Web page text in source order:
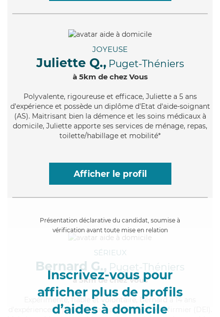
JOYEUSE
Juliette Q., Puget-Théniers
à 5km de chez Vous
Polyvalente, rigoureuse et efficace, Juliette a 5 ans
d'expérience et possède un diplôme d'Etat d'aide-soignant
(AS). Maitrisant bien la démence et les soins médicaux à
domicile, Juliette apporte ses services de ménage, repas,
toilette/habillage et mobilité*
Afficher le profil
Présentation déclarative du candidat, soumise à
vérification avant toute mise en relation
Inscrivez-vous pour
afficher plus de profils
d’aides à domicile
SÉRIEUX
Bernard G., Puget-Théniers
à 5km de chez Vous
, fiable et volontaire, Bernard a 14 ans
d'expérience et possède un diplôme d'Etat d'infirmier (DEI).